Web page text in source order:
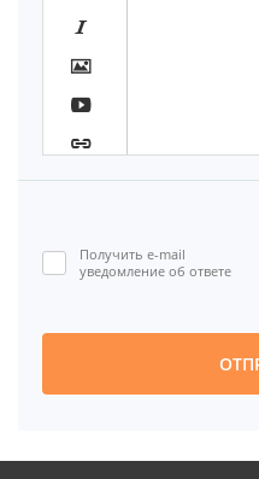







Получить e-mail
уведомление об ответе